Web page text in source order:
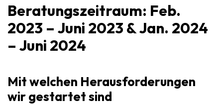
Beratungszeitraum: Feb.
2023 – Juni 2023 & Jan. 2024
– Juni 2024
Mit welchen Herausforderungen
wir gestartet sind